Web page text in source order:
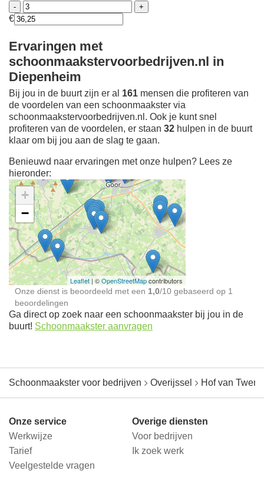
€
Ervaringen met
schoonmaakstervoorbedrijven.nl in
Diepenheim
Bij jou in de buurt zijn er al 161 mensen die profiteren van
de voordelen van een schoonmaakster via
schoonmaakstervoorbedrijven.nl. Ook je kunt snel
profiteren van de voordelen, er staan 32 hulpen in de buurt
klaar om bij jou aan de slag te gaan.
Benieuwd naar ervaringen met onze hulpen? Lees ze
hieronder:
Ontdek meer ervaringen
Schoonmaakster bij
jou in de buurt
+
−
Leaflet| ©OpenStreetMapcontributors
Onze dienst is beoordeeld met een 1,0/10 gebaseerd op 1
beoordelingen
Ga direct op zoek naar een schoonmaakster bij jou in de
buurt! Schoonmaakster aanvragen
Schoonmaakster voor bedrijven Overijssel Hof van
Onze service
Werkwijze
Tarief
Veelgestelde vragen
Overige diensten
Voor bedrijven
Ik zoek werk